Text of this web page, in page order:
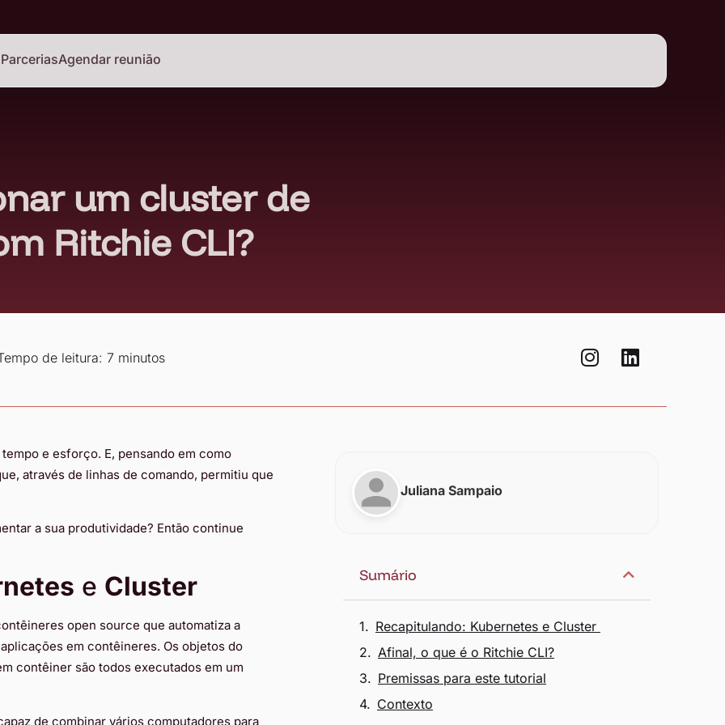
ParceriasAgendar reunião
um cluster de
Ritchie CLI?
de leitura: 7 minutos
e esforço. E, pensando em como
através de linhas de comando, permitiu que
a sua produtividade? Então continue
e Cluster
open source que automatiza a
em contêineres. Os objetos do
contêiner são todos executados em um
de combinar vários computadores para
Juliana Sampaio
Sumário
Recapitulando: Kubernetes e Cluster
Afinal, o que é o Ritchie CLI?
Premissas para este tutorial
Contexto